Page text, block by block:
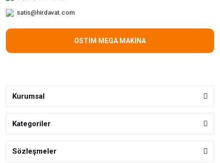
satis@hirdavat.com
OSTİM MEGA MAKİNA
Kurumsal
Kategoriler
Sözleşmeler